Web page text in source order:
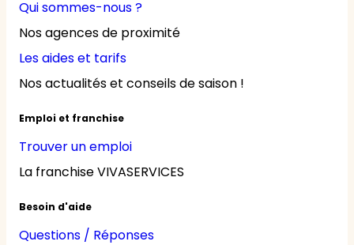
Qui sommes-nous ?
Nos agences de proximité
Les aides et tarifs
Nos actualités et conseils de saison !
Emploi et franchise
Trouver un emploi
La franchise VIVASERVICES
Besoin d'aide
Questions / Réponses